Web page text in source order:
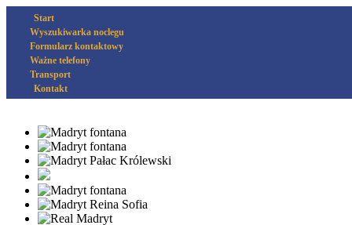
Start
Wyszukiwarka noclegu
Formularz kontaktowy
Ważne telefony
Transport
Kontakt